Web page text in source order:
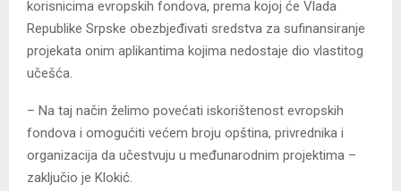
korisnicima evropskih fondova, prema kojoj će Vlada
Republike Srpske obezbjeđivati sredstva za sufinansiranje
projekata onim aplikantima kojima nedostaje dio vlastitog
učešća.
– Na taj način želimo povećati iskorištenost evropskih
fondova i omogućiti većem broju opština, privrednika i
organizacija da učestvuju u međunarodnim projektima –
zaključio je Klokić.